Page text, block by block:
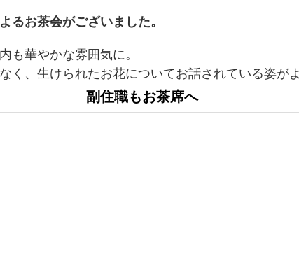
るお茶会がございました。
も華やかな雰囲気に。
く、生けられたお花についてお話されている姿が
副住職もお茶席へ